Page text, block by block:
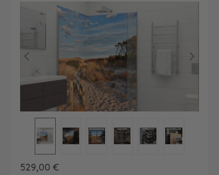
Bildergalerie überspringen
Regulärer Preis:
529,00 €